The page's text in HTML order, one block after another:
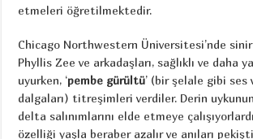
etmeleri öğretilmektedir.
Chicago Northwestern Üniversitesi’nde
Phyllis Zee ve arkadaşları, sağlıklı ve daha
uyurken, ‘pembe gürültü’ (bir şelale gibi ses
dalgaları) titreşimleri verdiler. Derin
delta salınımlarını elde etmeye
özelliği yaşla beraber azalır ve anıları